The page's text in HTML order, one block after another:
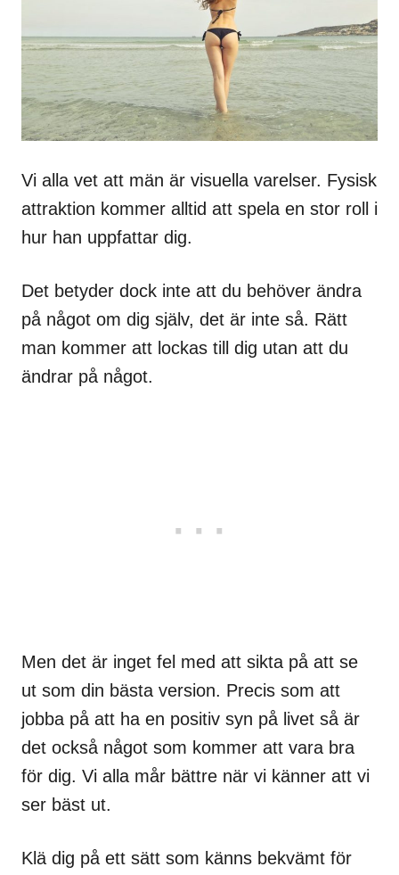
Vi alla vet att män är visuella varelser. Fysisk
attraktion kommer alltid att spela en stor roll i
hur han uppfattar dig.
Det betyder dock inte att du behöver ändra
på något om dig själv, det är inte så. Rätt
man kommer att lockas till dig utan att du
ändrar på något.
Men det är inget fel med att sikta på att se
ut som din bästa version. Precis som att
jobba på att ha en positiv syn på livet så är
det också något som kommer att vara bra
för dig. Vi alla mår bättre när vi känner att vi
ser bäst ut.
Klä dig på ett sätt som känns bekvämt för